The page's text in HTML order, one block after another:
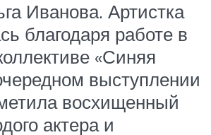
Иванова. Артистка
благодаря работе в
«Синяя
выступлении
восхищенный
актера и